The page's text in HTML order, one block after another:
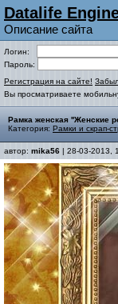
Datalife
Описание сайта
Логин:
Пароль:
Регистрация на сайте!
Вы просматриваете
Рамка женская ''Женские
Категория: Рамки и скрап-
автор: mika56 | 28-03-2013,